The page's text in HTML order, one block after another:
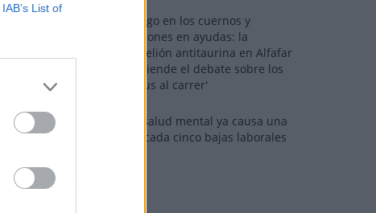
IAB’s List of
Fuego en los cuernos y
millones en ayudas: la
rebelión antitaurina en Alfafar
enciende el debate sobre los
'bous al carrer'
La salud mental ya causa una
de cada cinco bajas laborales